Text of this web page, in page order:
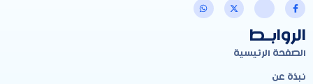
الروابـط
الصفحة الرئيسية
نبذة عن